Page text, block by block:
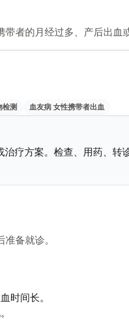
者的月经过多、产后出血
检测 血友病 女性携带者出血
疗方案。检查、用药、
备就诊。
时间长。